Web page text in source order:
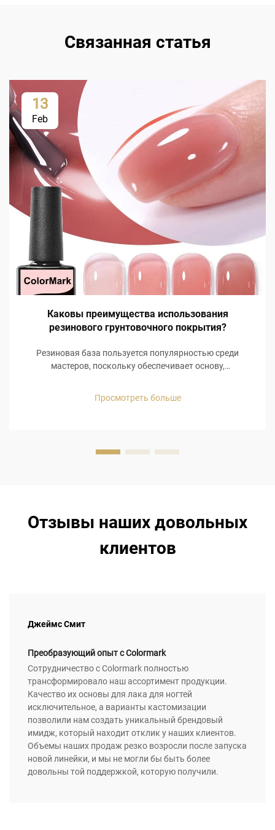
Связанная статья
13
Feb
Каковы преимущества использования
резинового грунтовочного покрытия?
Резиновая база пользуется популярностью среди
мастеров, поскольку обеспечивает основу,
она позволяет выполнить более функциональное
Просмотреть больше
Отзывы наших довольных
клиентов
Джеймс Смит
Преобразующий опыт с Colormark
Сотрудничество с Colormark полностью
трансформировало наш ассортимент продукции.
Качество их основы для лака для ногтей
исключительное, а варианты кастомизации
позволили нам создать уникальный брендовый
имидж, который находит отклик у наших клиентов.
Объемы наших продаж резко возросли после запуска
новой линейки, и мы не могли бы быть более
довольны той поддержкой, которую получили.